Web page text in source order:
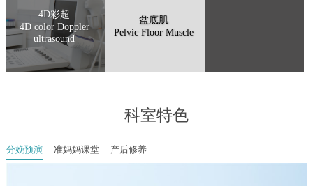
4D彩超
4D color Doppler
ultrasound
盆底肌
Pelvic Floor Muscle
科室特色
分娩预演 准妈妈课堂 产后修养